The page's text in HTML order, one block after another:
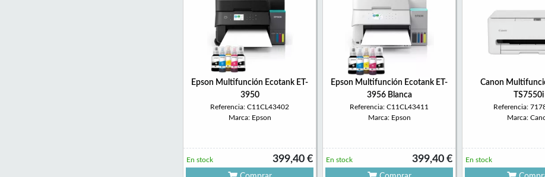
Epson Multifunción Ecotank ET-
3950
Referencia: C11CL43402
Marca: Epson
399,40 €
En stock
Epson Multifunción Ecotank ET-
3956 Blanca
Referencia: C11CL43411
Marca: Epson
399,40 €
En stock
Canon
TS7550i
Referencia:
Marca:
En stock